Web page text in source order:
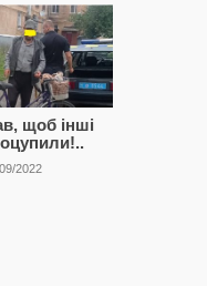
щоб інші
2022